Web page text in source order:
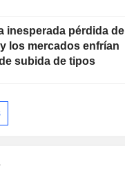
inesperada pérdida de
los mercados enfrían
subida de tipos